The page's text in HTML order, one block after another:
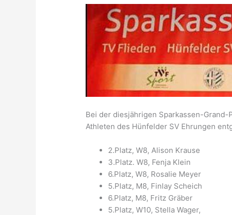
Bei der diesjährigen Sparkassen-
Athleten des Hünfelder SV Ehrungen
2.Platz, W8, Alison Krause
3.Platz. W8, Fenja Klein
6.Platz, W8, Rosalie Meyer
5.Platz, M8, Finlay Scheich
6.Platz, M8, Fritz Gräber
5.Platz, W10, Stella Wager,